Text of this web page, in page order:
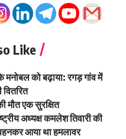
Like
मनोबल को बढ़ाया: रगड़ गांव में
मौत एक सुरक्षित
अध्यक्ष कमलेश तिवारी की
आया था हमलावर